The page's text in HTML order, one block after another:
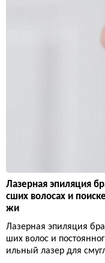
Лазерная эпиляция
сших волосах и
жи
Лазерная эпиляция
ших волос и
ильный лазер для